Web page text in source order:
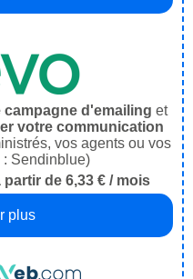
campagne d'emailing et
votre communication
vos agents ou vos
Sendinblue)
de 6,33 € / mois
plus